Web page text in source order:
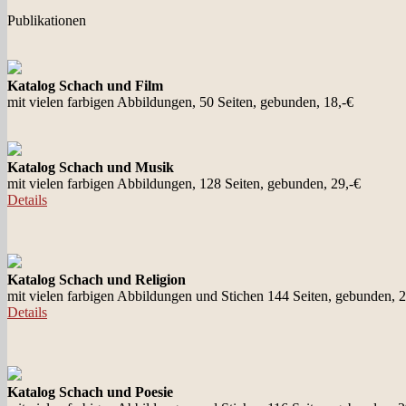
Publikationen
Katalog Schach und Film
mit vielen farbigen Abbildungen, 50 Seiten, gebunden, 18,-€
Katalog Schach und Musik
mit vielen farbigen Abbildungen, 128 Seiten, gebunden, 29,-€
Details
Katalog Schach und Religion
mit vielen farbigen Abbildungen und Stichen 144 Seiten, gebunden,
Details
Katalog Schach und Poesie